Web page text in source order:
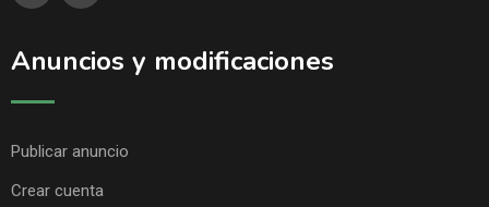
Anuncios y modificaciones
Publicar anuncio
Crear cuenta